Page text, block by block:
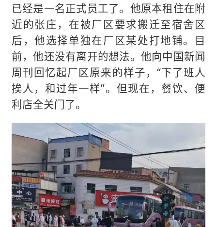
已经是一名正式员工了。他原本租住在附
近的张庄，在被厂区要求搬迁至宿舍区
后，他选择单独在厂区某处打地铺。目
前，他还没有离开的想法。他向中国新闻
周刊回忆起厂区原来的样子，“下了班人
挨人，和过年一样”。但现在，餐饮、便
利店全关门了。